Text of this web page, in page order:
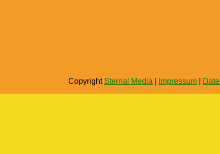
Copyright Sternal Media Impressum